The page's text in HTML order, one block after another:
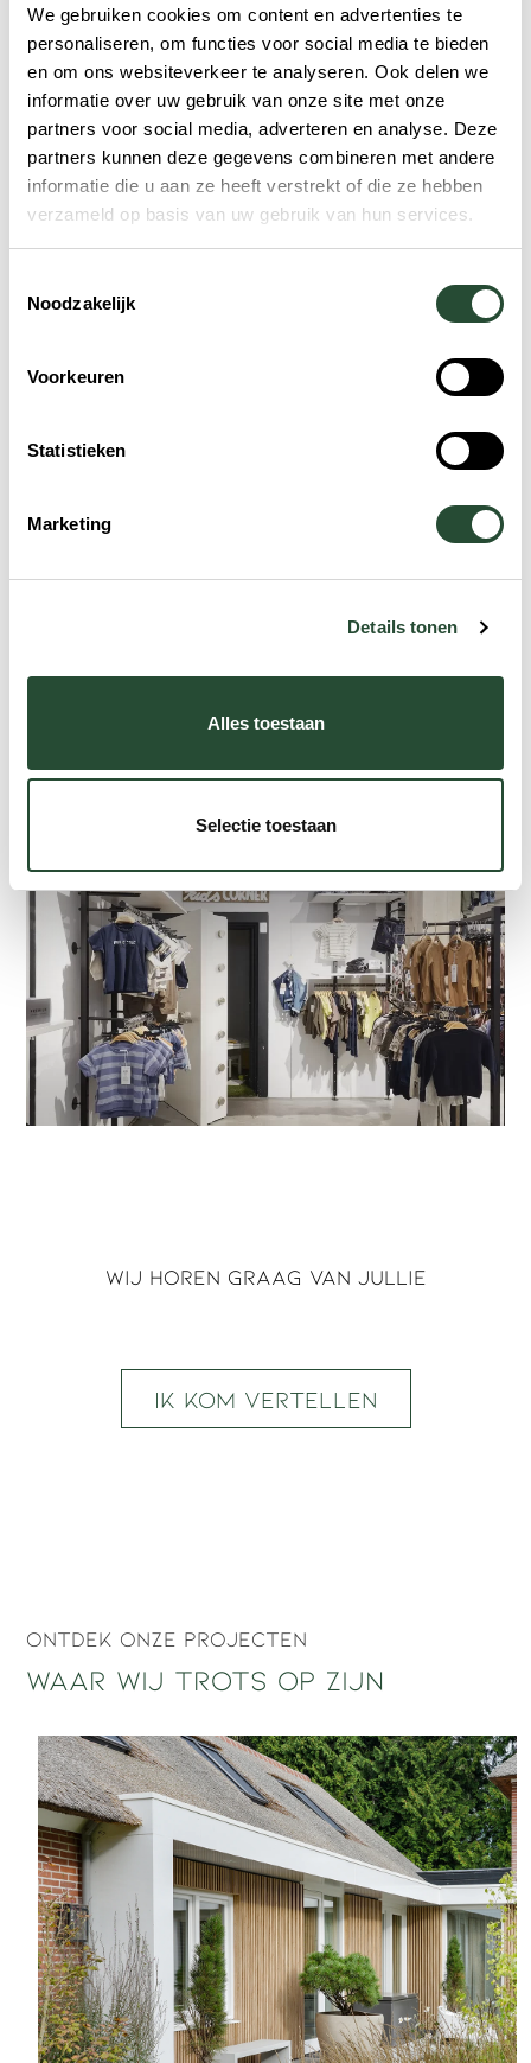
We gebruiken cookies om content en advertenties te
personaliseren, om functies voor social media te bieden
en om ons websiteverkeer te analyseren. Ook delen we
informatie over uw gebruik van onze site met onze
partners voor social media, adverteren en analyse. Deze
partners kunnen deze gegevens combineren met andere
informatie die u aan ze heeft verstrekt of die ze hebben
verzameld op basis van uw gebruik van hun services.
Noodzakelijk
Voorkeuren
Statistieken
Marketing
Details tonen
Alles toestaan
Selectie toestaan
Wij horen graag van jullie
Ik kom vertellen
Ontdek onze projecten
Waar wij trots op zijn